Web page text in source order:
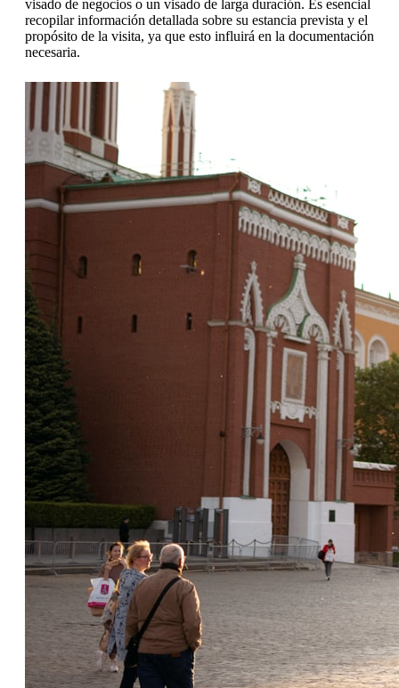
visado de negocios o un visado de larga duración. Es esencial
recopilar información detallada sobre su estancia prevista y el
propósito de la visita, ya que esto influirá en la documentación
necesaria.